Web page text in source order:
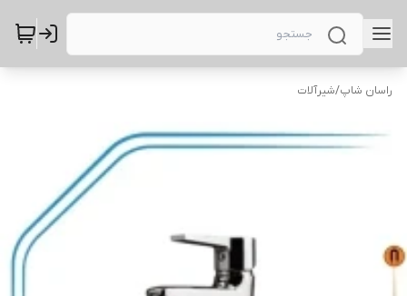
راسان شاپ/شیرآلات